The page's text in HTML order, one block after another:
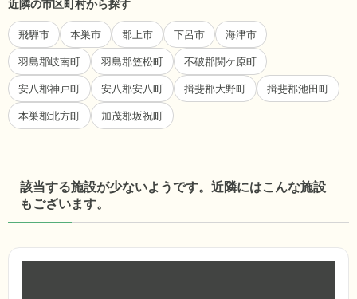
近隣の市区町村から探す
飛騨市 本巣市 郡上市 下呂市 海津市
羽島郡岐南町 羽島郡笠松町 不破郡関ケ原町
安八郡神戸町 安八郡安八町 揖斐郡大野町 揖斐郡池田町
本巣郡北方町 加茂郡坂祝町
該当する施設が少ないようです。近隣にはこんな施設
もございます。